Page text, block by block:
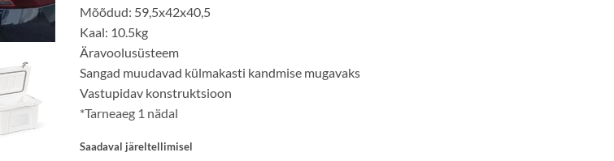
Mõõdud: 59,5x42x40,5
Kaal: 10.5kg
Äravoolusüsteem
Sangad muudavad külmakasti kandmise mugavaks
Vastupidav konstruktsioon
*Tarneaeg 1 nädal
Saadaval järeltellimisel